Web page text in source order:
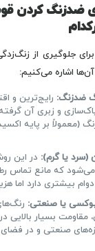
ضدزنگ کردن
جلوگیری از
اشاره می‌کنیم:
ضدزنگ: رایج‌ترین و
و زبری آن
(معمولاً بر پایه
(سرد یا گرم): در این
که مانع تماس
دوام بیشتری دارد اما
یا صنعتی:
مقاومت بسیار بالایی
صنعتی و در